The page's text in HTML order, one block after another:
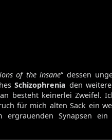
of the insane“ dessen
Schizophrenia den
besteht keinerlei Zweifel.
für mich alten Sack ein
Synapsen ein